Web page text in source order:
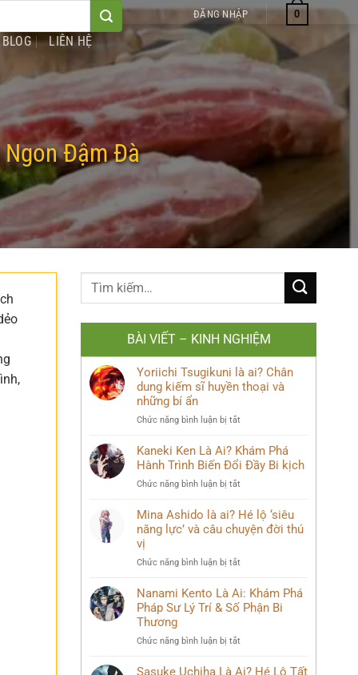
ĐĂNG NHẬP 0
BLOG LIÊN HỆ
Ngon Đậm Đà
BÀI VIẾT – KINH NGHIỆM
Yoriichi Tsugikuni là ai? Chân
dung kiếm sĩ huyền thoại và
những bí ẩn
Chức năng bình luận bị tắt
Tsugikuni
là
Chân
kiếm
sĩ
và
bí
ẩn
Kaneki Ken Là Ai? Khám Phá
Hành Trình Biến Đổi Đầy Bi kịch
Chức năng bình luận bị tắt
Ken
Ai?
Phá
Trình
Biến
Bi
Mina Ashido là ai? Hé lộ ‘siêu
năng lực’ và câu chuyện đời thú
vị
Chức năng bình luận bị tắt
Ashido
là
lộ
năng
Nanami Kento Là Ai: Khám Phá
Pháp Sư Lý Trí & Số Phận Bi
Thương
Chức năng bình luận bị tắt
Kento
Sasuke Uchiha Là Ai? Hé Lộ Tất